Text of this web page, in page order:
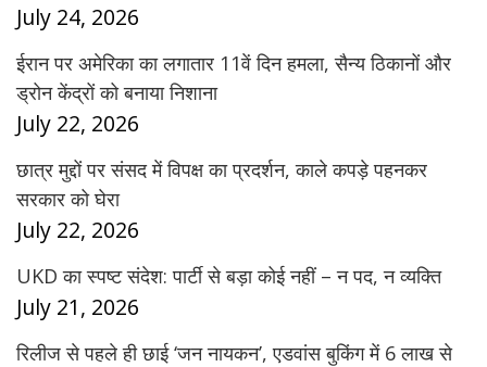
July 24, 2026
ईरान पर अमेरिका का लगातार 11वें दिन हमला, सैन्य ठिकानों और
ड्रोन केंद्रों को बनाया निशाना
July 22, 2026
छात्र मुद्दों पर संसद में विपक्ष का प्रदर्शन, काले कपड़े पहनकर
सरकार को घेरा
July 22, 2026
UKD का स्पष्ट संदेश: पार्टी से बड़ा कोई नहीं – न पद, न व्यक्ति
July 21, 2026
रिलीज से पहले ही छाई ‘जन नायकन’, एडवांस बुकिंग में 6 लाख से